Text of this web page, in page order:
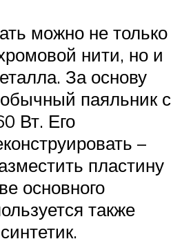
можно не только
нити, но и
За основу
паяльник с
Вт. Его
–
пластину
основного
также